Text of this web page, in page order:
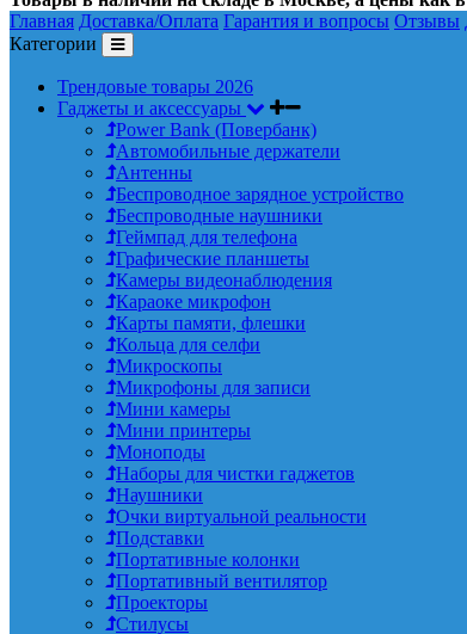
Главная Доставка/Оплата Гарантия и вопросы Отзывы
Категории
Трендовые товары 2026
Гаджеты и аксессуары
Power Bank (Повербанк)
Автомобильные держатели
Антенны
Беспроводное зарядное устройство
Беспроводные наушники
Геймпад для телефона
Графические планшеты
Камеры видеонаблюдения
Караоке микрофон
Карты памяти, флешки
Кольца для селфи
Микроскопы
Микрофоны для записи
Мини камеры
Мини принтеры
Моноподы
Наборы для чистки гаджетов
Наушники
Очки виртуальной реальности
Подставки
Портативные колонки
Портативный вентилятор
Проекторы
Стилусы